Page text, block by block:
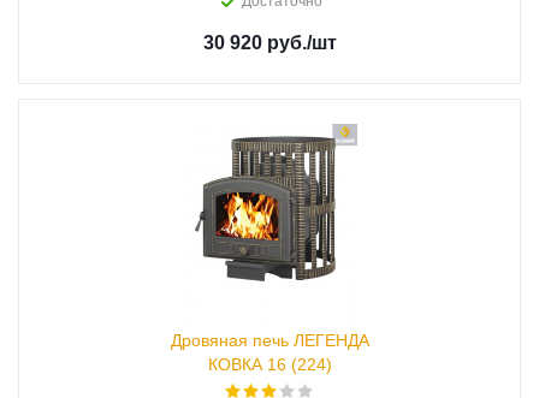
30 920 руб./шт
Дровяная печь ЛЕГЕНДА
КОВКА 16 (224)